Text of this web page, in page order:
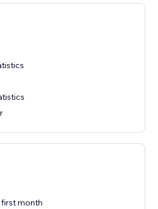
month